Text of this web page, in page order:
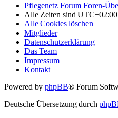
Pflegenetz Forum Foren-
Alle Zeiten sind UTC+02:00
Alle Cookies löschen
Mitglieder
Datenschutzerklärung
Das Team
Impressum
Kontakt
Powered by phpBB® Forum
Deutsche Übersetzung durch